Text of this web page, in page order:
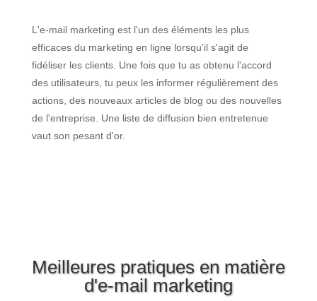
L'e-mail marketing est l'un des éléments les plus
efficaces du marketing en ligne lorsqu'il s'agit de
fidéliser les clients. Une fois que tu as obtenu l'accord
des utilisateurs, tu peux les informer régulièrement des
actions, des nouveaux articles de blog ou des nouvelles
de l'entreprise. Une liste de diffusion bien entretenue
vaut son pesant d'or.
Meilleures pratiques en matière
d'e-mail marketing